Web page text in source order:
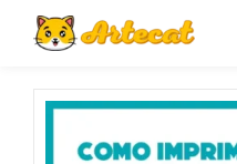
Pular
para
conteúdo